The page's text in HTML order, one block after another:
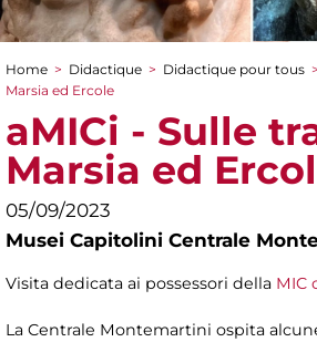
You are here
Home > Didactique > Didactique pour tous >
Marsia ed Ercole
aMICi - Sulle
Marsia ed
05/09/2023
Musei Capitolini Centrale
Visita dedicata ai possessori della MIC
La Centrale Montemartini ospita